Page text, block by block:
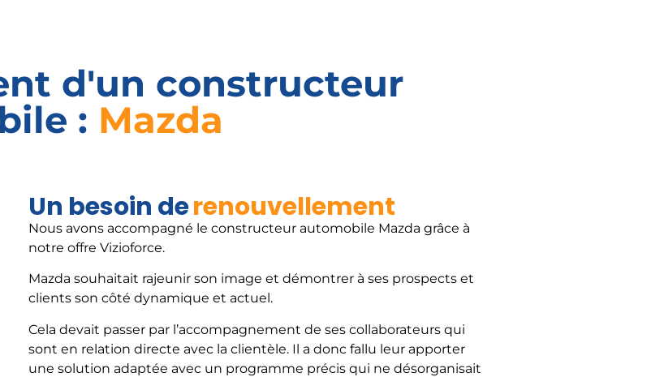
d'un constructeur
: Mazda
Un besoin derenouvellement
Nous avons accompagné le constructeur automobile Mazda grâce à
notre offre Vizioforce.
Mazda souhaitait rajeunir son image et démontrer à ses prospects et
clients son côté dynamique et actuel.
Cela devait passer par l’accompagnement de ses collaborateurs qui
sont en relation directe avec la clientèle. Il a donc fallu leur apporter
une solution adaptée avec un programme précis qui ne désorganisait